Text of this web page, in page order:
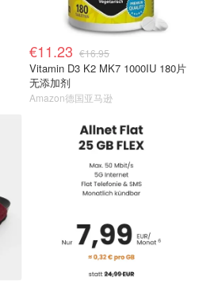
€11.23 €16.95
Vitamin D3 K2 MK7 1000IU 180片
无添加剂
Amazon德国亚马逊